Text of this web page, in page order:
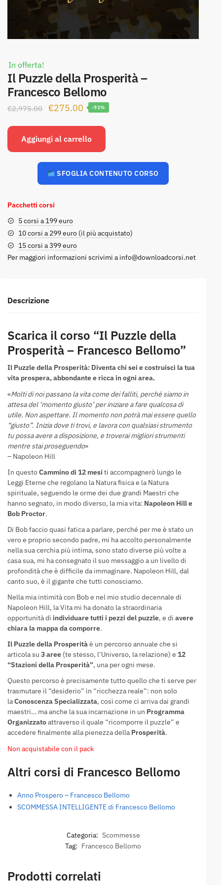
In offerta!
Il Puzzle della Prosperità –
Francesco Bellomo
€2,975.00
Il
originale
€2,975.00.
€275.00 Il
attuale
€275.00.
-91%
Aggiungi al carrello
SFOGLIA CONTENUTO CORSO
Pacchetti corsi
5 corsi a 199 euro
10 corsi a 299 euro (il più acquistato)
15 corsi a 399 euro
Per maggiori informazioni scrivimi a info@downloadcorsi.net
Descrizione
Scarica il corso “Il Puzzle della
Prosperità – Francesco Bellomo”
Il Puzzle della Prosperità: Diventa chi sei e costruisci la tua
vita prospera, abbondante e ricca in ogni area.
«Molti di noi passano la vita come dei falliti, perché siamo in
attesa del ‘momento giusto’ per iniziare a fare qualcosa di
utile. Non aspettare. Il momento non potrà mai essere quello
“giusto”. Inizia dove ti trovi, e lavora con qualsiasi strumento
tu possa avere a disposizione, e troverai migliori strumenti
mentre stai proseguendo»
– Napoleon Hill
In questoCammino di 12 mesi ti accompagnerò lungo le
Leggi Eterne che regolano la Natura fisica e la Natura
spirituale, seguendo le orme dei due grandi Maestri che
hanno segnato, in modo diverso, la mia vita: Napoleon Hill e
Bob Proctor.
Di Bob faccio quasi fatica a parlare, perché per me è stato un
vero e proprio secondo padre, mi ha accolto personalmente
nella sua cerchia più intima, sono stato diverse più volte a
casa sua, mi ha consegnato il suo messaggio a un livello di
profondità che è difficile da immaginare. Napoleon Hill, dal
canto suo, è il gigante che tutti conosciamo.
Nella mia intimità con Bob e nel mio studio decennale di
Napoleon Hill, la Vita mi ha donato la straordinaria
opportunità di individuare tutti i pezzi del puzzle, e di avere
chiara la mappa da comporre.
Il Puzzle della Prosperitàè un percorso annuale che si
articola su 3 aree (te stesso, l’Universo, la relazione) e 12
“Stazioni della Prosperità”, una per ogni mese.
Questo percorso è precisamente tutto quello che ti serve per
trasmutare il “desiderio” in “ricchezza reale”: non solo
laConoscenza Specializzata, così come ci arriva dai grandi
maestri… ma anche la sua incarnazione in un Programma
Organizzatoattraverso il quale “ricomporre il puzzle” e
accedere finalmente alla pienezza della Prosperità.
Non acquistabile con il pack
Altri corsi di Francesco Bellomo
Anno Prospero – Francesco Bellomo
SCOMMESSA INTELLIGENTE di Francesco Bellomo
Categoria: Scommesse
Tag: Francesco Bellomo
Prodotti correlati